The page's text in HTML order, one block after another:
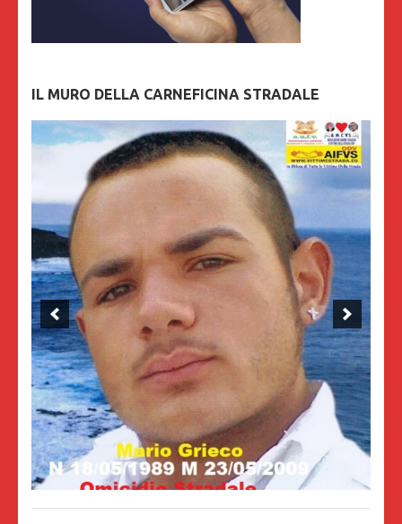
IL MURO DELLA CARNEFICINA STRADALE